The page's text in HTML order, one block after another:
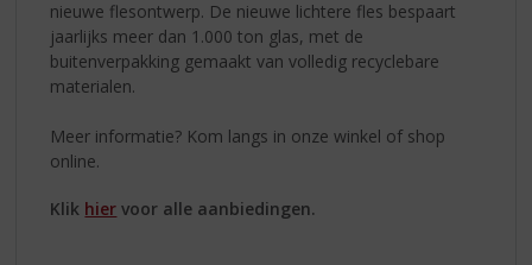
nieuwe flesontwerp. De nieuwe lichtere fles bespaart
jaarlijks meer dan 1.000 ton glas, met de
buitenverpakking gemaakt van volledig recyclebare
materialen.
Meer informatie? Kom langs in onze winkel of shop
online.
Klik hier voor alle aanbiedingen.